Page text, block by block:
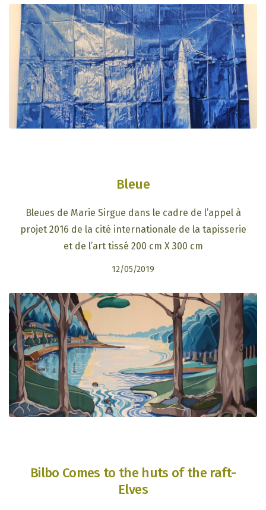
Bleue
Bleues de Marie Sirgue dans le cadre de l’appel à
projet 2016 de la cité internationale de la tapisserie
et de l’art tissé 200 cm X 300 cm
12/05/2019
Bilbo Comes to the huts of the raft-
Elves